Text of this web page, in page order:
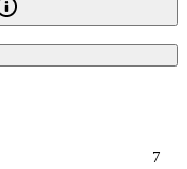
7